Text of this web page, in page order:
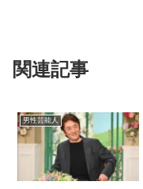
関連記事
男性芸能人